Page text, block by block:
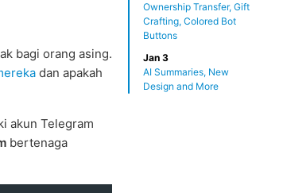
Ownership Transfer, Gift
Crafting, Colored Bot
Buttons
Jan 3
AI Summaries, New
Design and More
bagi orang asing.
dan apakah
akun Telegram
bertenaga